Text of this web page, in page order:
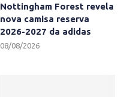
Nottingham Forest revela
nova camisa reserva
2026-2027 da adidas
08/08/2026